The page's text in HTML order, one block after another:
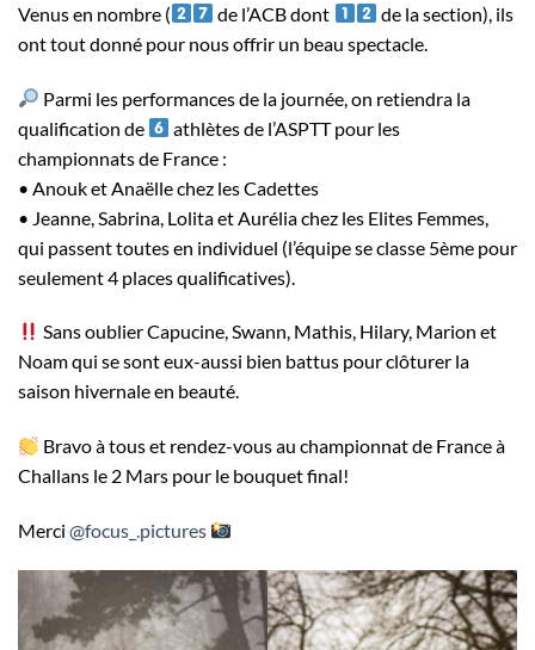
Venus en nombre (
de l’ACB dont
de la section), ils
ont tout donné pour nous offrir un beau spectacle.
Parmi les performances de la journée, on retiendra la
qualification de
athlètes de l’ASPTT pour les
championnats de France :
• Anouk et Anaëlle chez les Cadettes
• Jeanne, Sabrina, Lolita et Aurélia chez les Elites Femmes,
qui passent toutes en individuel (l’équipe se classe 5ème pour
seulement 4 places qualificatives).
Sans oublier Capucine, Swann, Mathis, Hilary, Marion et
Noam qui se sont eux-aussi bien battus pour clôturer la
saison hivernale en beauté.
Bravo à tous et rendez-vous au championnat de France à
Challans le 2 Mars pour le bouquet final!
Merci @focus_.pictures